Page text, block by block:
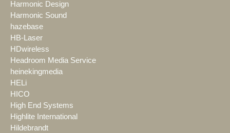
Harmonic Design
Harmonic Sound
hazebase
HB-Laser
HDwireless
Headroom Media Service
heinekingmedia
HELi
HICO
High End Systems
Highlite International
Hildebrandt